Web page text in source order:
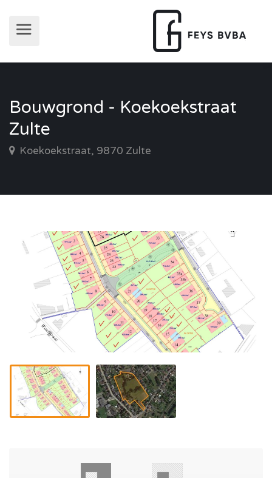
Bouwgrond - Koekoekstraat
Zulte
Koekoekstraat, 9870 Zulte